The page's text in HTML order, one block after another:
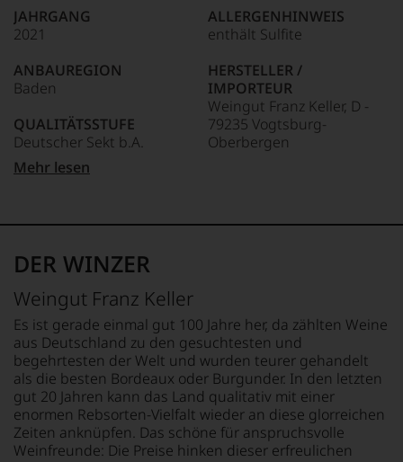
Unter 85 Punkte:
kaum
ein
Das
dokumentieren
auch
und
gerade
mit
Medaillen
Weinjournalisten
Fachpublikationen
unseren
Aussendungen
oder
in
unserem
Webshop,
um
zu
JAHRGANG
2021
ANBAUREGION
Baden
QUALITÄTSSTUFE
Deutscher Sekt b.A.
REBSORTEN
TRINKTEMPERATUR
12 % Vol.
RESTSÜSSE
4 g/L
ALLERGENHINWEIS
enthält Sulfite
HERSTELLER /
IMPORTEUR
Weingut Franz Keller, D -
79235 Vogtsburg-
Oberbergen
FLASCHENGRÖSSE
Mehr lesen
DER WINZER
Weingut Franz Keller
Es ist gerade einmal gut 100 Jahre her, da zählten Weine
aus Deutschland zu den gesuchtesten und
begehrtesten der Welt und wurden teurer gehandelt
als die besten Bordeaux oder Burgunder. In den letzten
gut 20 Jahren kann das Land qualitativ mit einer
enormen Rebsorten-Vielfalt wieder an diese glorreichen
Zeiten anknüpfen. Das schöne für anspruchsvolle
Weinfreunde: Die Preise hinken dieser erfreulichen